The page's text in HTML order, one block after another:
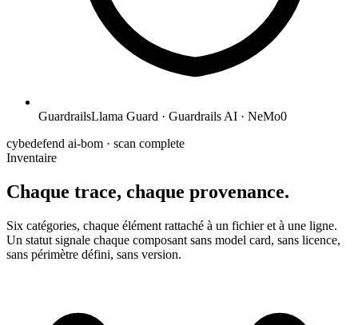
GuardrailsLlama Guard · Guardrails AI · NeMo0
cybedefend ai-bom · scan complete
Inventaire
Chaque trace, chaque provenance.
Six catégories, chaque élément rattaché à un fichier et à une ligne.
Un statut signale chaque composant sans model card, sans licence,
sans périmètre défini, sans version.